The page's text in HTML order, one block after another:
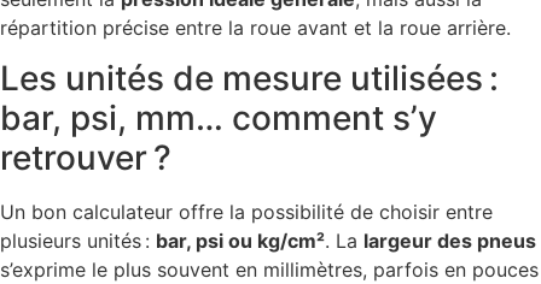
répartition précise entre la roue avant et la roue arrière.
Les unités de mesure utilisées :
bar, psi, mm… comment s’y
retrouver ?
Un bon calculateur offre la possibilité de choisir entre
plusieurs unités : bar, psi ou kg/cm². La largeur des pneus
s’exprime le plus souvent en millimètres, parfois en pouces